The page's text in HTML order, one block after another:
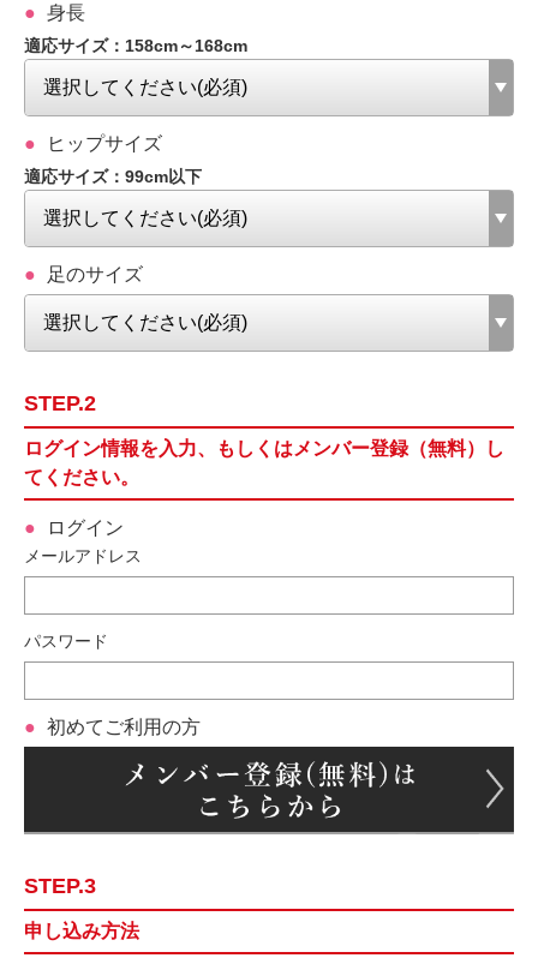
身長
適応サイズ：158cm～168cm
ヒップサイズ
適応サイズ：99cm以下
足のサイズ
STEP.2
ログイン情報を入力、もしくはメンバー登録（無料）し
てください。
ログイン
メールアドレス
パスワード
初めてご利用の方
STEP.3
申し込み方法